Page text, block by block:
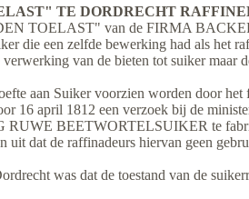
TE DORDRECHT
TOELAST" van de FIRMA
die een zelfde bewerking had als het
van de bieten tot suiker maar
aan Suiker voorzien worden door
16 april 1812 een verzoek bij de
RUWE BEETWORTELSUIKER te
uit dat de raffinadeurs hiervan geen
was dat de toestand van de